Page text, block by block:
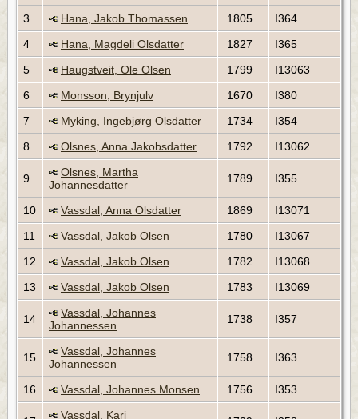
3
Hana, Jakob Thomassen 1805
I364
4
Hana, Magdeli Olsdatter 1827
I365
5
Haugstveit, Ole Olsen 1799
I13063
6
Monsson, Brynjulv 1670
I380
7
Myking, Ingebjørg Olsdatter 1734
I354
8
Olsnes, Anna Jakobsdatter 1792 I13062
9
Olsnes, Martha
Johannesdatter
1789 I355
10 Vassdal, Anna Olsdatter 1869
I13071
11
Vassdal, Jakob Olsen 1780
I13067
12
Vassdal, Jakob Olsen 1782
I13068
13
Vassdal, Jakob Olsen 1783 I13069
14
Vassdal, Johannes
Johannessen
1738 I357
15
Vassdal, Johannes
Johannessen
1758 I363
16 Vassdal, Johannes Monsen 1756 I353
Vassdal, Kari